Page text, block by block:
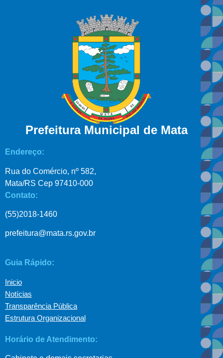
Prefeitura Municipal de Mata
Endereço:
Rua do Comércio, nº 582,
Mata/RS Cep 97410-000
Contato:
(55)2018-1460
prefeitura@mata.rs.gov.br
Guia Rápido:
Inicio
Notícias
Transparência Pública
Estrutura Organizacional
Horário de Atendimento: